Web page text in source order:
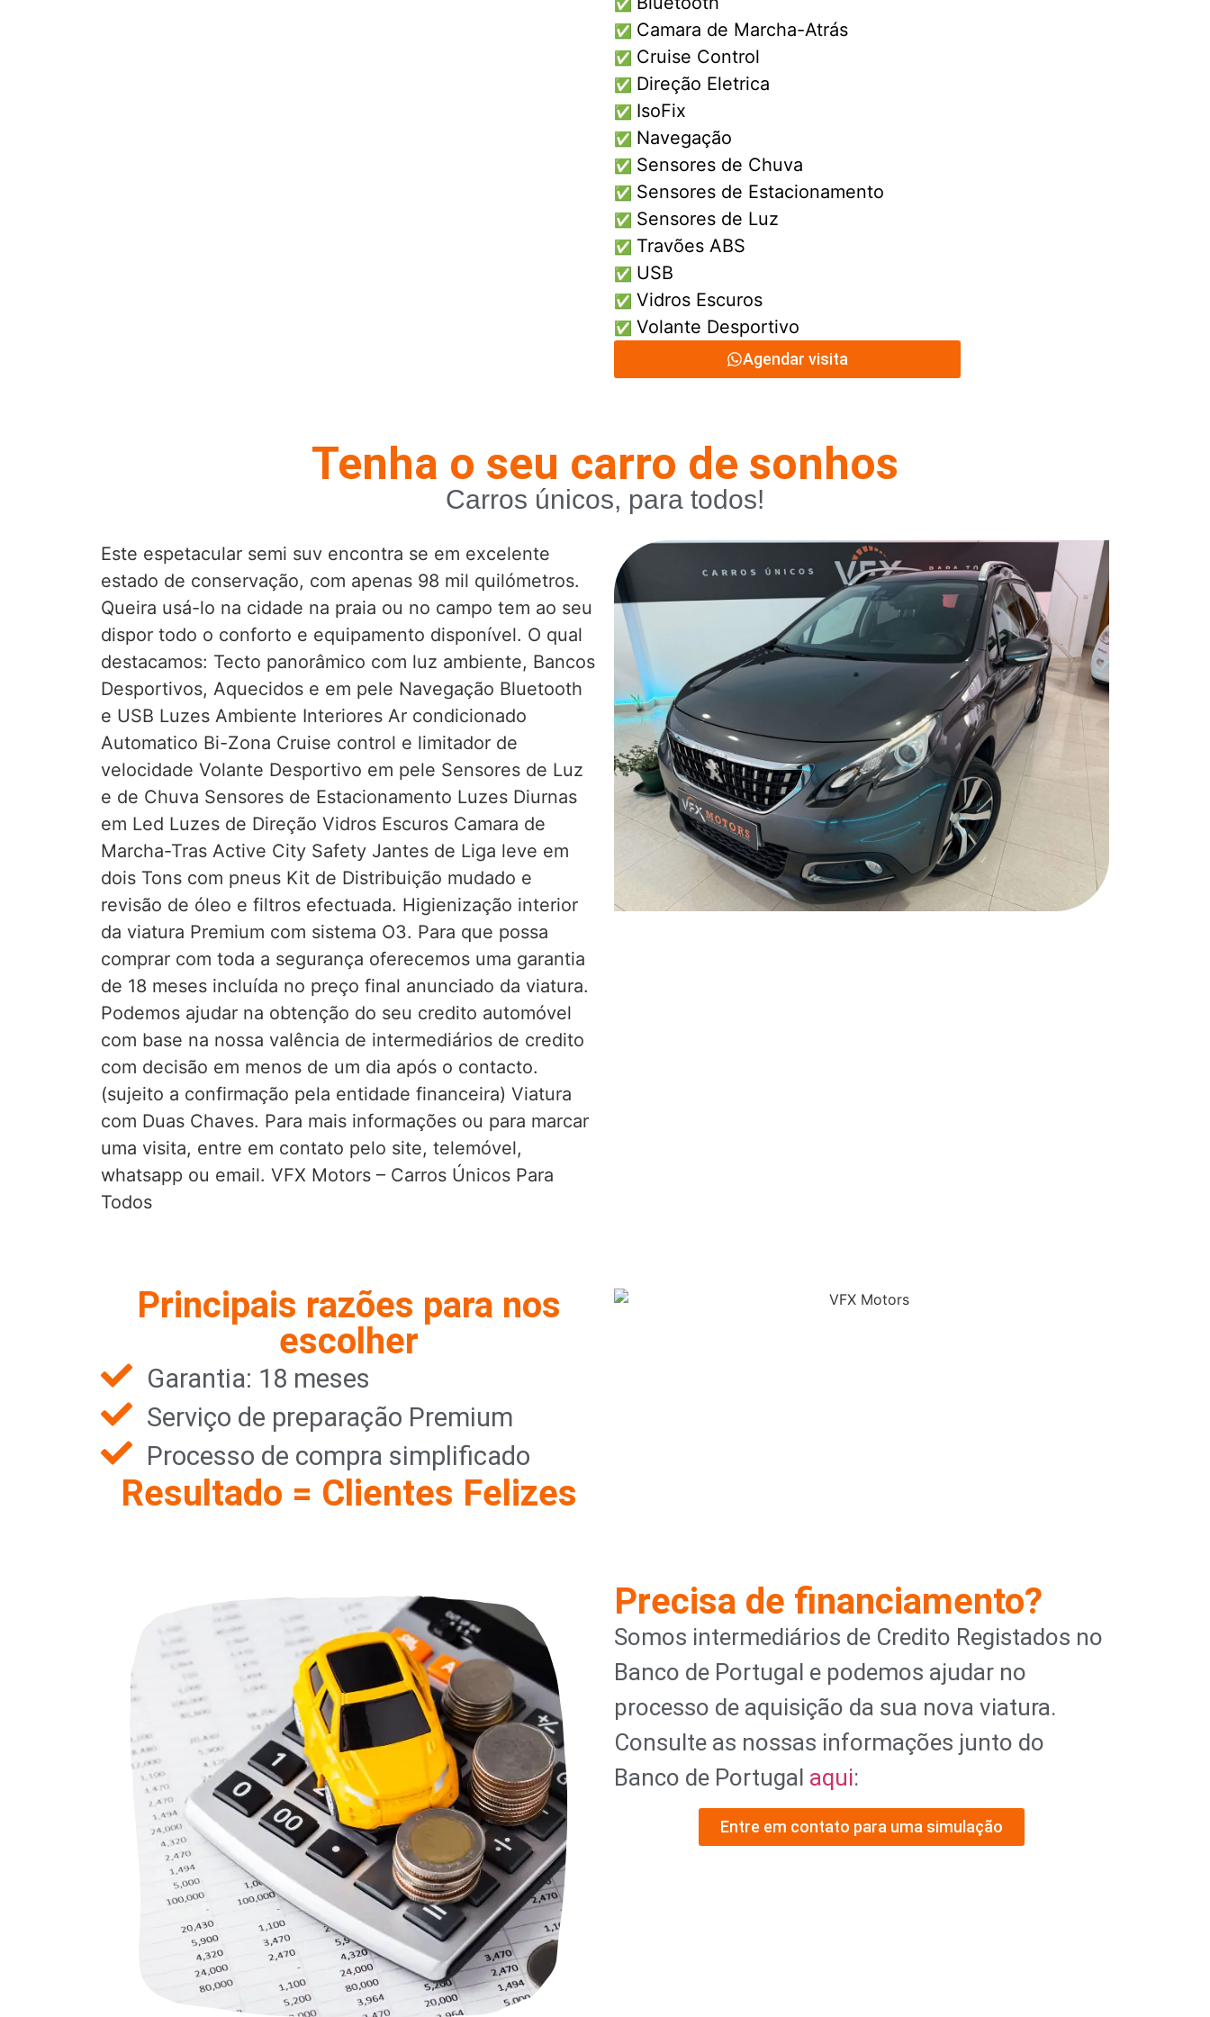
✅ Camara de Marcha-Atrás
✅ Cruise Control
✅ Direção Eletrica
✅ IsoFix
✅ Navegação
✅ Sensores de Chuva
✅ Sensores de Estacionamento
✅ Sensores de Luz
✅ Travões ABS
✅ USB
✅ Vidros Escuros
✅ Volante Desportivo
Agendar visita
Tenha o seu carro de sonhos
Carros únicos, para todos!
Este espetacular semi suv encontra se em excelente
estado de conservação, com apenas 98 mil quilómetros.
Queira usá-lo na cidade na praia ou no campo tem ao seu
dispor todo o conforto e equipamento disponível. O qual
destacamos: Tecto panorâmico com luz ambiente, Bancos
Desportivos, Aquecidos e em pele Navegação Bluetooth
e USB Luzes Ambiente Interiores Ar condicionado
Automatico Bi-Zona Cruise control e limitador de
velocidade Volante Desportivo em pele Sensores de Luz
e de Chuva Sensores de Estacionamento Luzes Diurnas
em Led Luzes de Direção Vidros Escuros Camara de
Marcha-Tras Active City Safety Jantes de Liga leve em
dois Tons com pneus Kit de Distribuição mudado e
revisão de óleo e filtros efectuada. Higienização interior
da viatura Premium com sistema O3. Para que possa
comprar com toda a segurança oferecemos uma garantia
de 18 meses incluída no preço final anunciado da viatura.
Podemos ajudar na obtenção do seu credito automóvel
com base na nossa valência de intermediários de credito
com decisão em menos de um dia após o contacto.
(sujeito a confirmação pela entidade financeira) Viatura
com Duas Chaves. Para mais informações ou para marcar
uma visita, entre em contato pelo site, telemóvel,
whatsapp ou email. VFX Motors – Carros Únicos Para
Todos
Principais razões para nos
escolher
Garantia: 18 meses
Serviço de preparação Premium
Processo de compra simplificado
Resultado = Clientes Felizes
Precisa de financiamento?
Somos intermediários de Credito Registados no
Banco de Portugal e podemos ajudar no
processo de aquisição da sua nova viatura.
Consulte as nossas informações junto do
Banco de Portugal aqui:
Entre em contato para uma simulação